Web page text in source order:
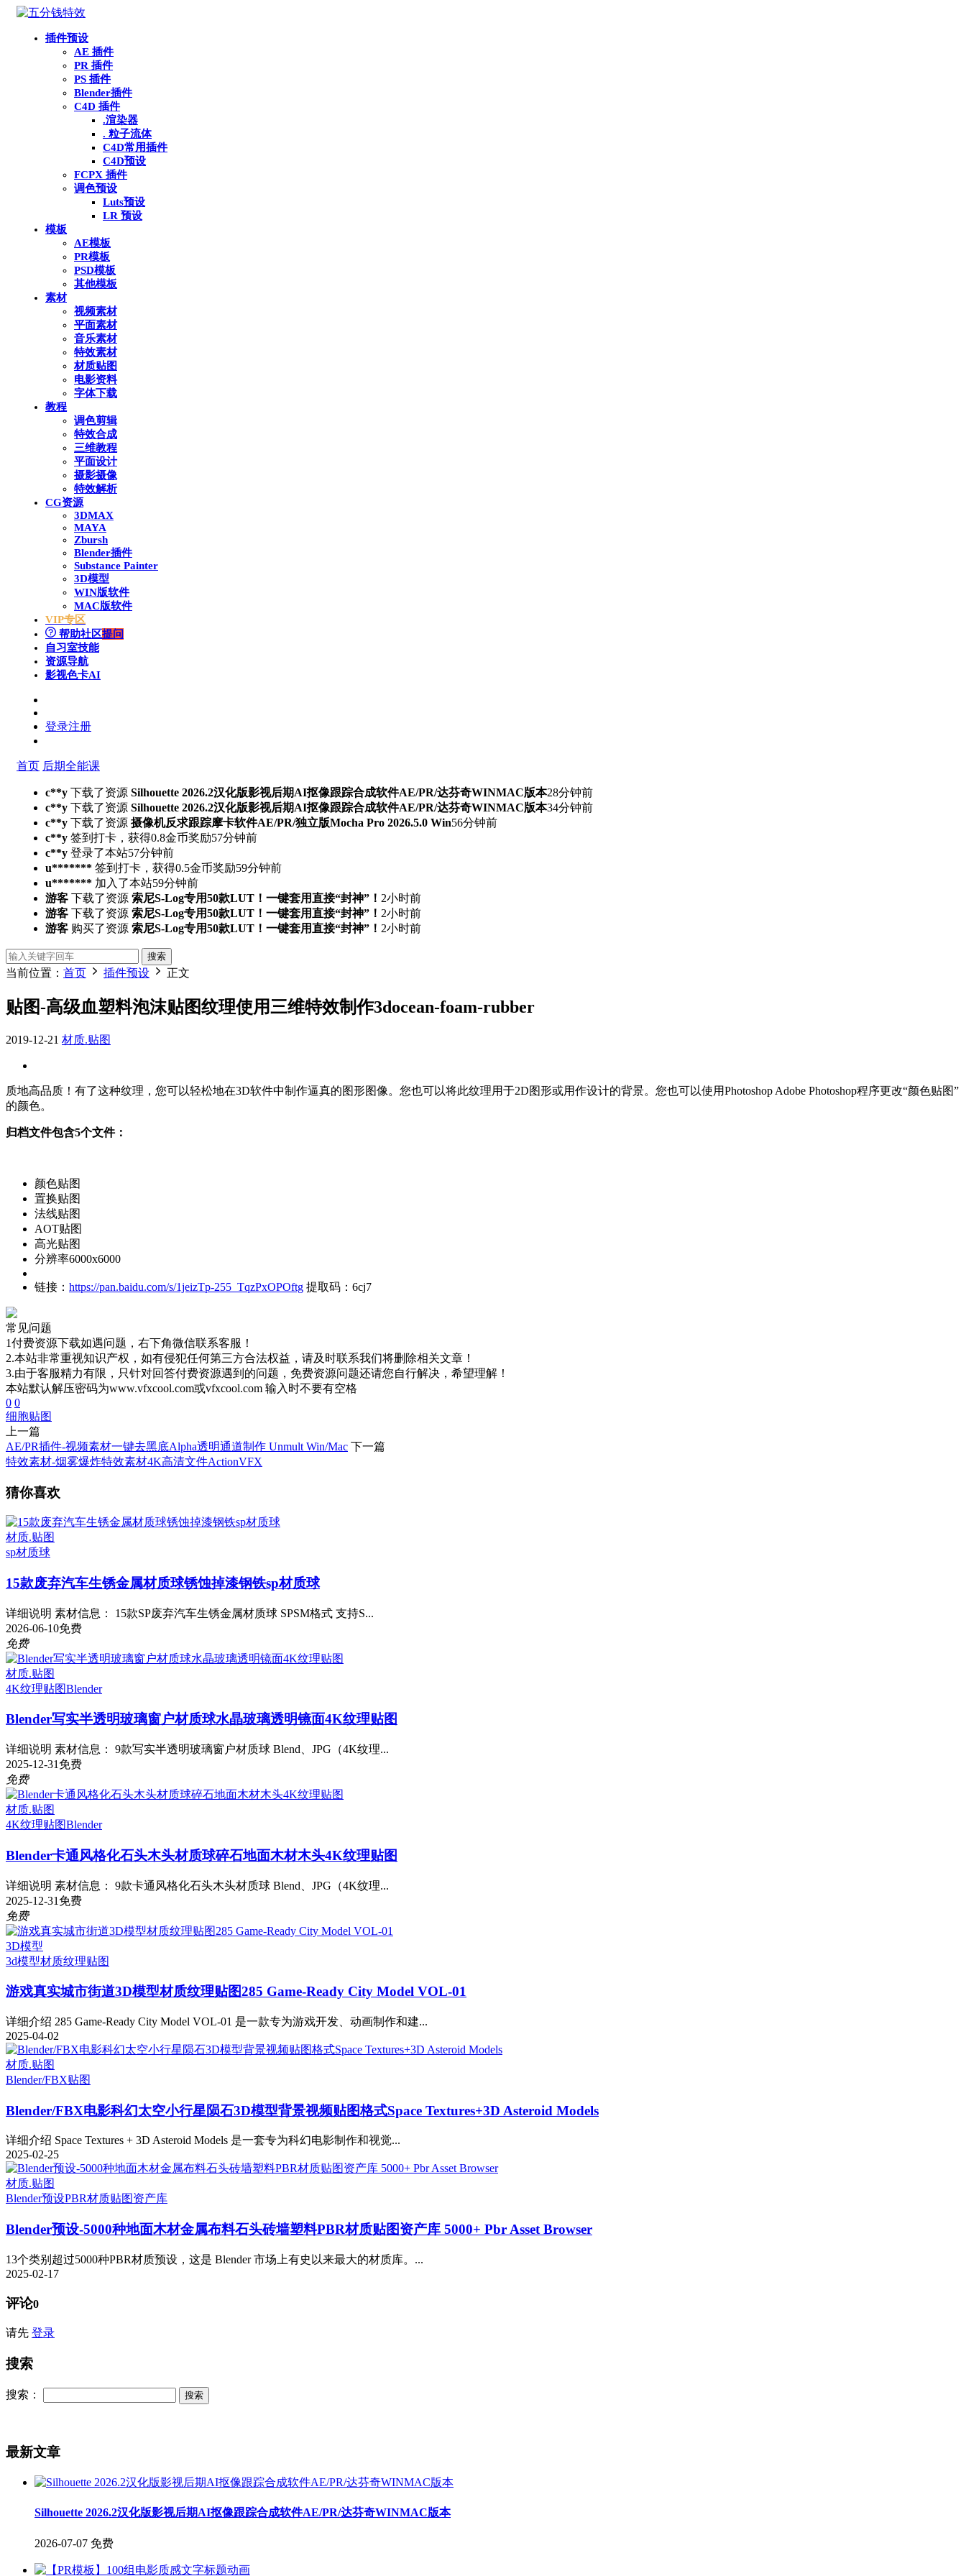
插件预设
AE 插件
PR 插件
PS 插件
Blender插件
C4D 插件
.渲染器
. 粒子流体
C4D常用插件
C4D预设
FCPX 插件
调色预设
Luts预设
LR 预设
模板
AE模板
PR模板
PSD模板
其他模板
素材
视频素材
平面素材
音乐素材
特效素材
材质贴图
电影资料
字体下载
教程
调色剪辑
特效合成
三维教程
平面设计
摄影摄像
特效解析
CG资源
3DMAX
MAYA
Zbursh
Blender插件
Substance Painter
3D模型
WIN版软件
MAC版软件
VIP专区
帮助社区提问
自习室技能
资源导航
影视色卡AI
登录注册
首页 后期全能课
c**y 下载了资源 Silhouette 2026.2汉化版影视后期AI抠像跟踪合成软件AE/PR/达芬奇WINMAC版本28分钟前
c**y 下载了资源 Silhouette 2026.2汉化版影视后期AI抠像跟踪合成软件AE/PR/达芬奇WINMAC版本34分钟前
c**y 下载了资源 摄像机反求跟踪摩卡软件AE/PR/独立版Mocha Pro 2026.5.0 Win56分钟前
c**y 签到打卡，获得0.8金币奖励57分钟前
c**y 登录了本站57分钟前
u******* 签到打卡，获得0.5金币奖励59分钟前
u******* 加入了本站59分钟前
游客 下载了资源 索尼S-Log专用50款LUT！一键套用直接“封神”！ 2小时前
游客 下载了资源 索尼S-Log专用50款LUT！一键套用直接“封神”！ 2小时前
游客 购买了资源 索尼S-Log专用50款LUT！一键套用直接“封神”！ 2小时前
搜索
当前位置： 首页 插件预设 正文
贴图-高级血塑料泡沫贴图纹理使用三维特效制作3docean-foam-rubber
2019-12-21 材质.贴图
质地高品质！有了这种纹理，您可以轻松地在3D软件中制作逼真的图形图像。您也可以将此纹理用于2D图形或用作设计的背景。您也可以使用Photoshop Adob​​e Photoshop程序更改“颜色贴图”
的颜色。
归档文件包含5个文件：
颜色贴图
置换贴图
法线贴图
AOT贴图
高光贴图
分辨率6000x6000
链接： https://pan.baidu.com/s/1jeizTp-255_TqzPxOPOftg 提取码：6cj7
常见问题
1付费资源下载如遇问题，右下角微信联系客服！
2.本站非常重视知识产权，如有侵犯任何第三方合法权益，请及时联系我们将删除相关文章！
3.由于客服精力有限，只针对回答付费资源遇到的问题，免费资源问题还请您自行解决，希望理解！
本站默认解压密码为www.vfxcool.com或vfxcool.com 输入时不要有空格
0 0
细胞贴图
上一篇
AE/PR插件-视频素材一键去黑底Alpha透明通道制作 Unmult Win/Mac 下一篇
特效素材-烟雾爆炸特效素材4K高清文件ActionVFX
猜你喜欢
材质.贴图
sp材质球
15款废弃汽车生锈金属材质球锈蚀掉漆钢铁sp材质球
详细说明 素材信息： 15款SP废弃汽车生锈金属材质球 SPSM格式 支持S...
2026-06-10免费
免费
材质.贴图
4K纹理贴图Blender
Blender写实半透明玻璃窗户材质球水晶玻璃透明镜面4K纹理贴图
详细说明 素材信息： 9款写实半透明玻璃窗户材质球 Blend、JPG（4K纹理...
2025-12-31 免费
免费
材质.贴图
4K纹理贴图Blender
Blender卡通风格化石头木头材质球碎石地面木材木头4K纹理贴图
详细说明 素材信息： 9款卡通风格化石头木头材质球 Blend、JPG（4K纹理...
2025-12-31 免费
免费
3D模型
3d模型材质纹理贴图
游戏真实城市街道3D模型材质纹理贴图285 Game-Ready City Model VOL-01
详细介绍 285 Game-Ready City Model VOL-01 是一款专为游戏开发、动画制作和建...
2025-04-02
材质.贴图
Blender/FBX贴图
Blender/FBX电影科幻太空小行星陨石3D模型背景视频贴图格式Space Textures+3D Asteroid Models
详细介绍 Space Textures + 3D Asteroid Models 是一套专为科幻电影制作和视觉...
2025-02-25
材质.贴图
Blender预设PBR材质贴图资产库
Blender预设-5000种地面木材金属布料石头砖墙塑料PBR材质贴图资产库 5000+ Pbr Asset Browser
13个类别超过5000种PBR材质预设，这是 Blender 市场上有史以来最大的材质库。...
2025-02-17
评论0
请先 登录
搜索
搜索：
最新文章
Silhouette 2026.2汉化版影视后期AI抠像跟踪合成软件AE/PR/达芬奇WINMAC版本
2026-07-07 免费